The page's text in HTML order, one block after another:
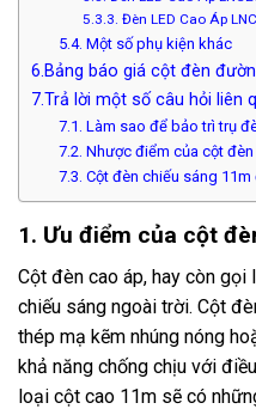
5.3.3. Đèn LED Cao Áp
5.4. Một số phụ kiện khác
6.Bảng báo giá cột đèn
7.Trả lời một số câu hỏi liên
7.1. Làm sao để bảo trì trụ
7.2. Nhược điểm của cột
7.3. Cột đèn chiếu sáng
1. Ưu điểm của cột
Cột đèn cao áp, hay còn gọi
chiếu sáng ngoài trời. Cột
thép mạ kẽm nhúng nóng
khả năng chống chịu với
loại cột cao 11m sẽ có